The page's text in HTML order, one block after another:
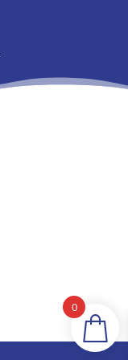
0